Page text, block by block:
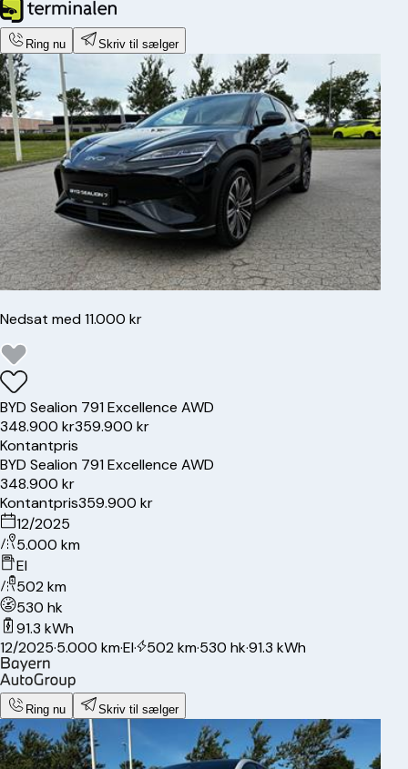
Ring nu Skriv til sælger
Nedsat med 11.000 kr
BYD Sealion 791 Excellence AWD
348.900 kr359.900 kr
Kontantpris
BYD Sealion 791 Excellence AWD
348.900 kr
Kontantpris359.900 kr
12/2025
5.000 km
El
502 km
530 hk
91.3 kWh
12/2025·5.000 km·El· 502 km·530 hk·91.3 kWh
Ring nu Skriv til sælger